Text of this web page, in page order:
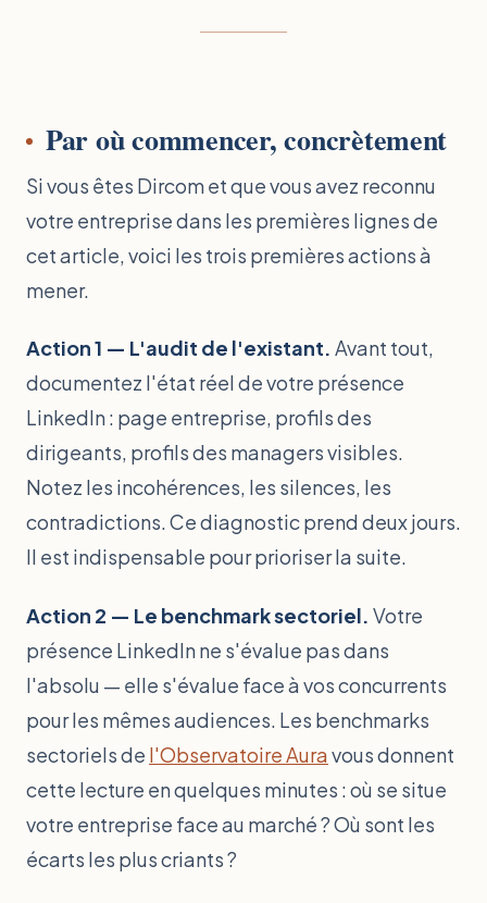
Par où commencer, concrètement
Si vous êtes Dircom et que vous avez reconnu
votre entreprise dans les premières lignes de
cet article, voici les trois premières actions à
mener.
Action 1 — L'audit de l'existant. Avant tout,
documentez l'état réel de votre présence
LinkedIn : page entreprise, profils des
dirigeants, profils des managers visibles.
Notez les incohérences, les silences, les
contradictions. Ce diagnostic prend deux jours.
Il est indispensable pour prioriser la suite.
Action 2 — Le benchmark sectoriel. Votre
présence LinkedIn ne s'évalue pas dans
l'absolu — elle s'évalue face à vos concurrents
pour les mêmes audiences. Les benchmarks
sectoriels de l'Observatoire Auravous donnent
cette lecture en quelques minutes : où se situe
votre entreprise face au marché ? Où sont les
écarts les plus criants ?